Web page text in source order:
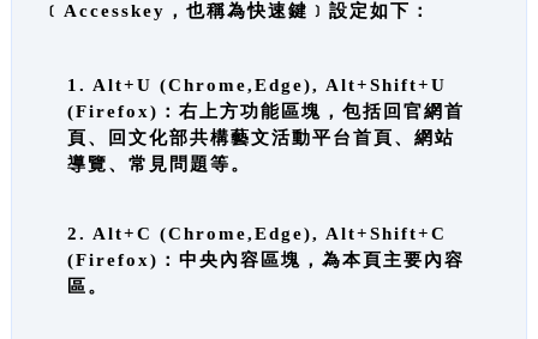
﹝Accesskey，也稱為快速鍵﹞設定如下：
1. Alt+U (Chrome,Edge), Alt+Shift+U
(Firefox)：右上方功能區塊，包括回官網首
頁、回文化部共構藝文活動平台首頁、網站
導覽、常見問題等。
2. Alt+C (Chrome,Edge), Alt+Shift+C
(Firefox)：中央內容區塊，為本頁主要內容
區。